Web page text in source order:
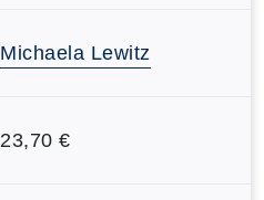
Michaela Lewitz
23,70 €